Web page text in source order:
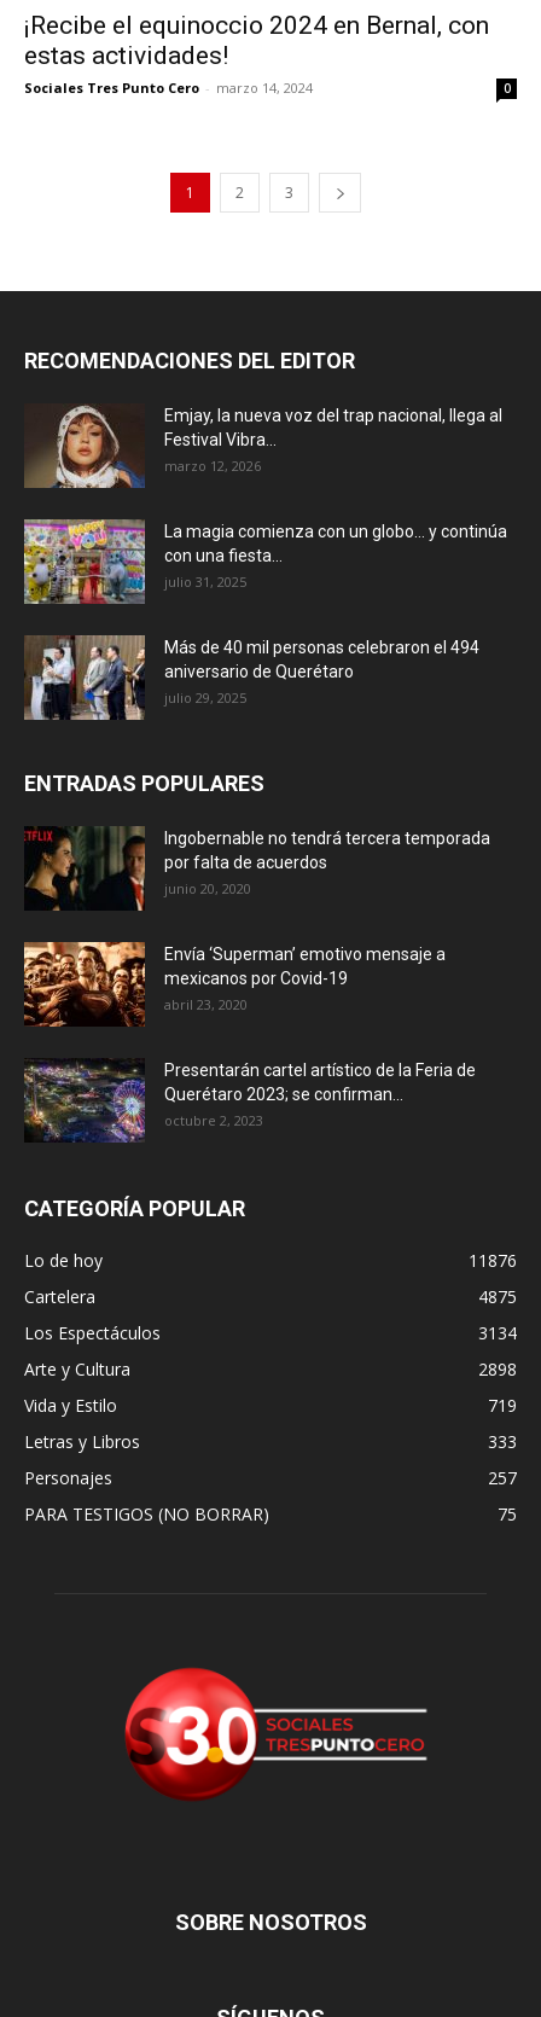
¡Recibe el equinoccio 2024 en Bernal, con
estas actividades!
Sociales Tres Punto Cero - marzo 14, 2024 0
1 2 3
RECOMENDACIONES DEL EDITOR
Emjay, la nueva voz del trap nacional, llega al
Festival Vibra...
marzo 12, 2026
La magia comienza con un globo… y continúa
con una fiesta...
julio 31, 2025
Más de 40 mil personas celebraron el 494
aniversario de Querétaro
julio 29, 2025
ENTRADAS POPULARES
Ingobernable no tendrá tercera temporada
por falta de acuerdos
junio 20, 2020
Envía ‘Superman’ emotivo mensaje a
mexicanos por Covid-19
abril 23, 2020
Presentarán cartel artístico de la Feria de
Querétaro 2023; se confirman...
octubre 2, 2023
CATEGORÍA POPULAR
Lo de hoy
11876
Cartelera
4875
Los Espectáculos
3134
Arte y Cultura
2898
Vida y Estilo
719
Letras y Libros
333
Personajes
257
PARA TESTIGOS (NO BORRAR)
75
SOBRE NOSOTROS